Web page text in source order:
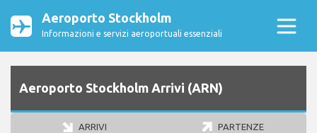
Aeroporto Stockholm
Informazioni e servizi aeroportuali essenziali
Aeroporto Stockholm Arrivi (ARN)
ARRIVI PARTENZE